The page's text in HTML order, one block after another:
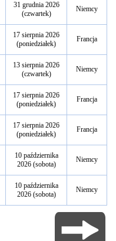
31 grudnia 2026
(czwartek)
Niemcy
17 sierpnia 2026
(poniedziałek)
Francja
13 sierpnia 2026
(czwartek)
Niemcy
17 sierpnia 2026
(poniedziałek)
Francja
17 sierpnia 2026
(poniedziałek)
Francja
10 października
2026 (sobota)
Niemcy
10 października
2026 (sobota)
Niemcy